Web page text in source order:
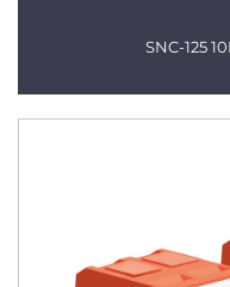
SNC-125